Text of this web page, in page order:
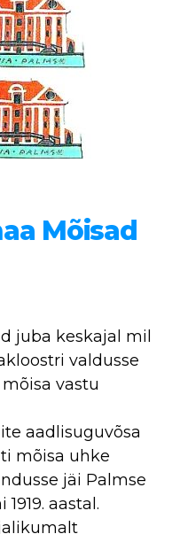
Mõisad
juba keskajal mil
valdusse
vastu
aadlisuguvõsa
mõisa uhke
jäi Palmse
aastal.